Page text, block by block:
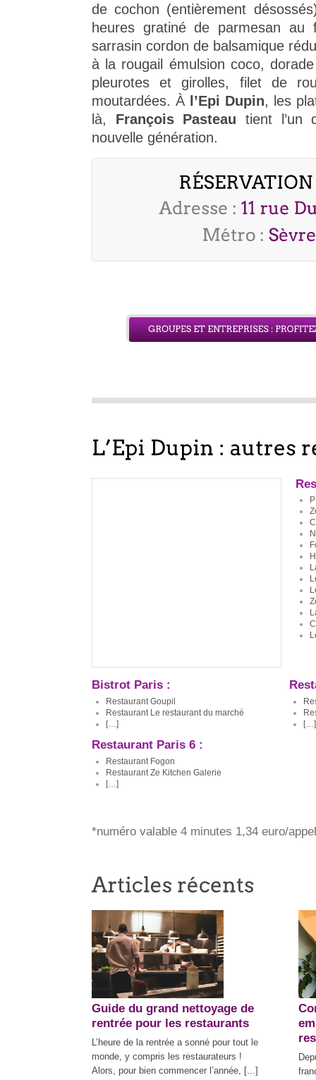
de cochon (entièrement
heures gratiné de parmesan
sarrasin cordon de balsamique
à la rougail émulsion coco,
pleurotes et girolles, filet de
moutardées. À
l’Epi Dupin, les
là, François Pasteau tient l’un
nouvelle génération.
Bistrot Paris :
Restaurant Goupil
Restaurant Le restaurant du marché
[…]
[…]
Restaurant Paris 6 :
Restaurant Fogon
Restaurant Ze Kitchen Galerie
[…]
*numéro valable 4 minutes 1,34 euro/
Guide du grand nettoyage de
rentrée pour les restaurants
L’heure de la rentrée a sonné pour tout le
monde, y compris les restaurateurs !
Alors, pour bien commencer l’année, [...]